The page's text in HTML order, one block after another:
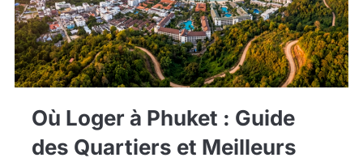
Où Loger à Phuket : Guide
des Quartiers et Meilleurs